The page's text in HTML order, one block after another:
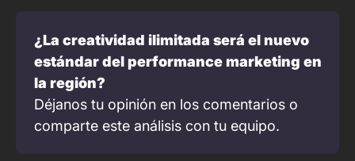
¿La creatividad ilimitada será el nuevo
estándar del performance marketing en
la región?
Déjanos tu opinión en los comentarios o
comparte este análisis con tu equipo.